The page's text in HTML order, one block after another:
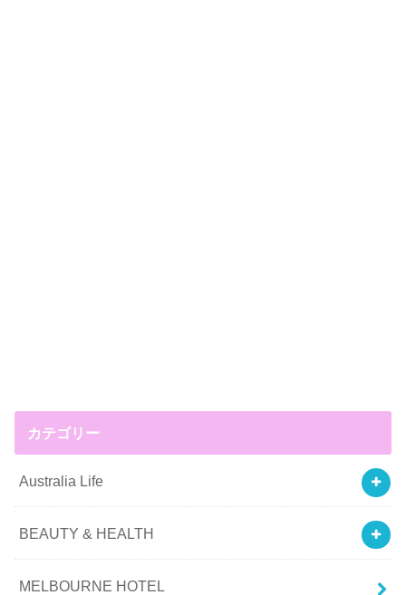
カテゴリー
Australia Life
BEAUTY & HEALTH
MELBOURNE HOTEL